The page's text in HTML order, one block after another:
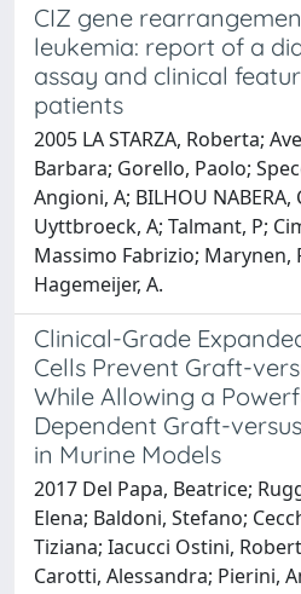
CIZ gene
leukemia: report of a
assay and clinical
patients
2005 LA STARZA, Roberta;
Barbara; Gorello, Paolo;
Angioni, A; BILHOU NABERA,
Uyttbroeck, A; Talmant, P;
Massimo Fabrizio; Marynen,
Hagemeijer, A.
Clinical-Grade
Cells Prevent Graft-
While Allowing a
Dependent Graft-
in Murine Models
2017 Del Papa, Beatrice;
Elena; Baldoni, Stefano;
Tiziana; Iacucci Ostini,
Carotti, Alessandra; Pierini,